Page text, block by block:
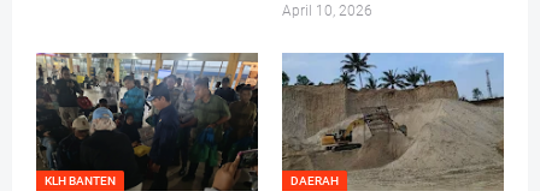
April 10, 2026
KLH BANTEN DAERAH